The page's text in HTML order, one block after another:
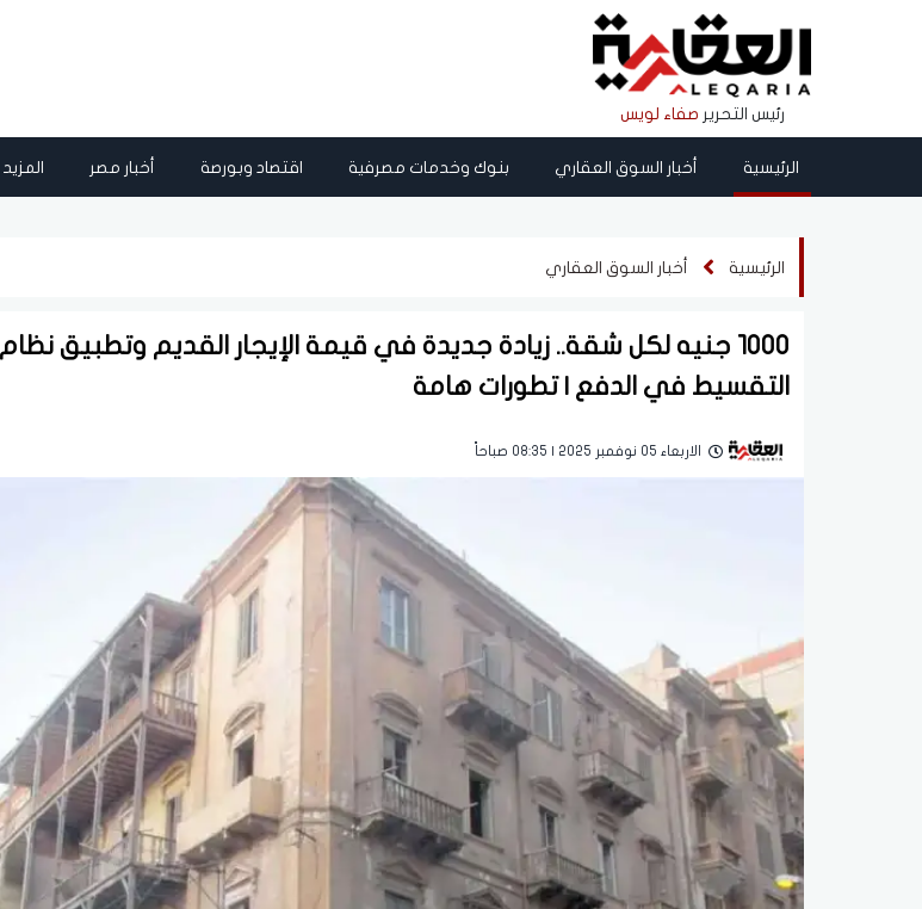
رئيس التحرير صفاء لويس
الرئيسية أخبار السوق العقاري بنوك وخدمات مصرفية اقتصاد وبورصة أخبار مصر المزيد
الرئيسية أخبار السوق العقاري
1000 جنيه لكل شقة.. زيادة جديدة في قيمة الإيجار القديم وتطبيق نظام
التقسيط في الدفع | تطورات هامة
الاربعاء 05 نوفمبر 2025 | 08:35 صباحاً